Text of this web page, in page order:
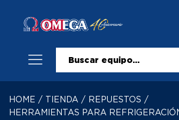
HOME / TIENDA / REPUESTOS /
HERRAMIENTAS PARA